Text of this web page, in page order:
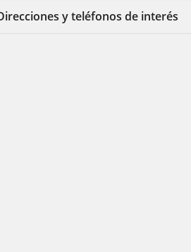
y teléfonos de interés